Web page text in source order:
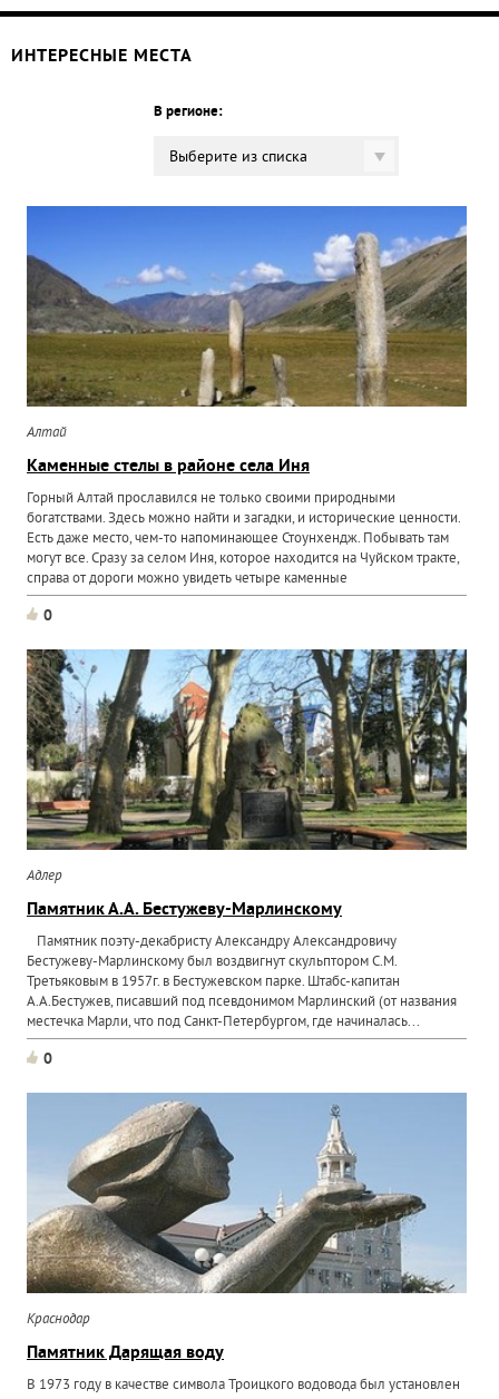
ИНТЕРЕСНЫЕ МЕСТА
В регионе:
Выберите из списка
Алтай
Каменные стелы в районе села Иня
Горный Алтай прославился не только своими природными
богатствами. Здесь можно найти и загадки, и исторические ценности.
Есть даже место, чем-то напоминающее Стоунхендж. Побывать там
могут все. Сразу за селом Иня, которое находится на Чуйском тракте,
справа от дороги можно увидеть четыре каменные
0
Адлер
Памятник А.А. Бестужеву-Марлинскому
Памятник поэту-декабристу Александру Александровичу
Бестужеву-Марлинскому был воздвигнут скульптором С.М.
Третьяковым в 1957г. в Бестужевском парке. Штабс-капитан
А.А.Бестужев, писавший под псевдонимом Марлинский (от названия
местечка Марли, что под Санкт-Петербургом, где начиналась...
0
Краснодар
Памятник Дарящая воду
В 1973 году в качестве символа Троицкого водовода был установлен